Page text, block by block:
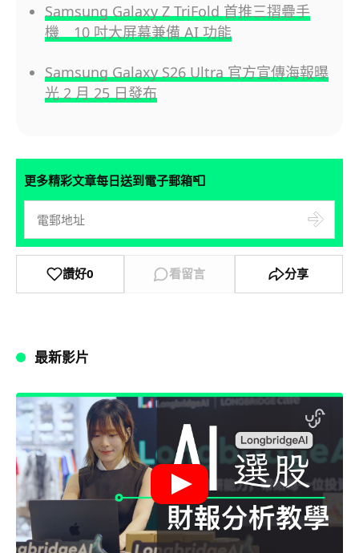
Samsung Galaxy Z TriFold 首推三摺疊手
機 10 吋大屏幕兼備 AI 功能
Samsung Galaxy S26 Ultra 官方宣傳海報曝
光 2 月 25 日發布
更多精彩文章每日送到電子郵箱📮
讚好0 看留言 分享
最新影片